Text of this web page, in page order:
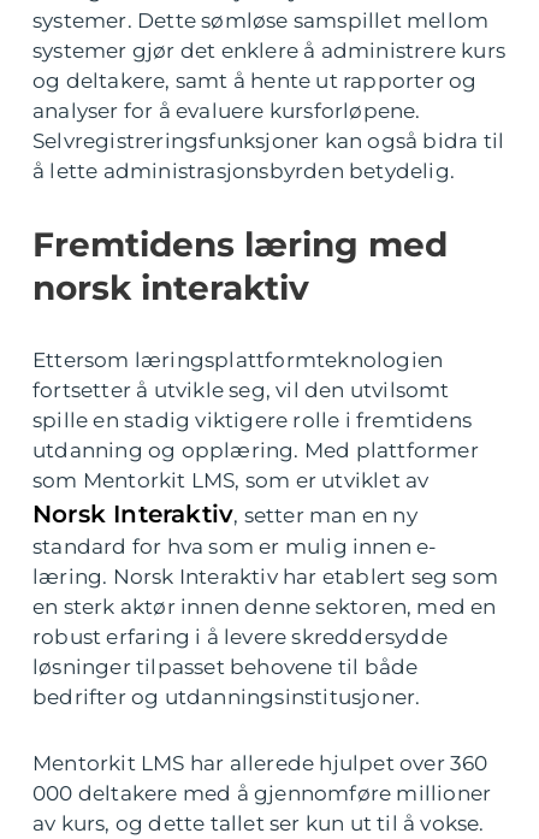
systemer. Dette sømløse samspillet mellom
systemer gjør det enklere å administrere kurs
og deltakere, samt å hente ut rapporter og
analyser for å evaluere kursforløpene.
Selvregistreringsfunksjoner kan også bidra til
å lette administrasjonsbyrden betydelig.
Fremtidens læring med
norsk interaktiv
Ettersom læringsplattformteknologien
fortsetter å utvikle seg, vil den utvilsomt
spille en stadig viktigere rolle i fremtidens
utdanning og opplæring. Med plattformer
som Mentorkit LMS, som er utviklet av
Norsk Interaktiv, setter man en ny
standard for hva som er mulig innen e-
læring. Norsk Interaktiv har etablert seg som
en sterk aktør innen denne sektoren, med en
robust erfaring i å levere skreddersydde
løsninger tilpasset behovene til både
bedrifter og utdanningsinstitusjoner.
Mentorkit LMS har allerede hjulpet over 360
000 deltakere med å gjennomføre millioner
av kurs, og dette tallet ser kun ut til å vokse.